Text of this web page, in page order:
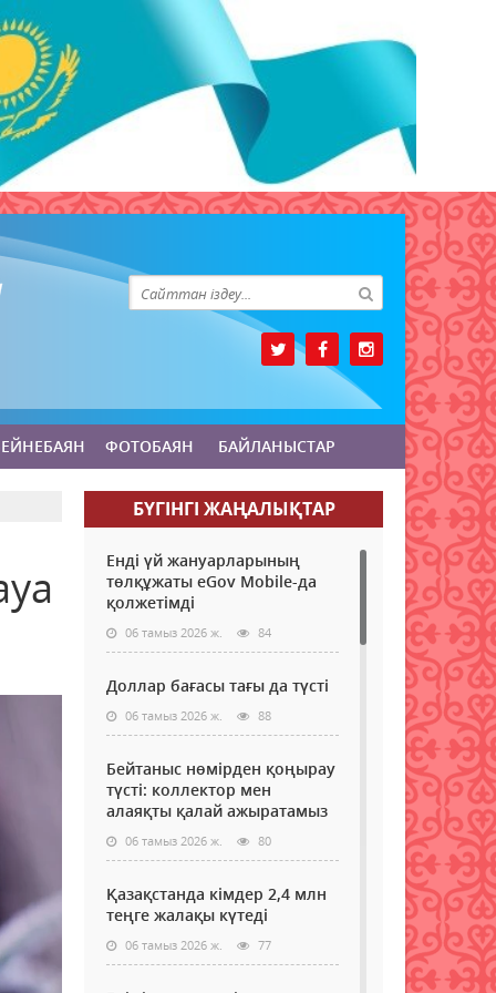
ФОТОБАЯН БАЙЛАНЫСТАР
БҮГІНГI ЖАҢАЛЫҚТАР
Енді үй жануарларының
төлқұжаты eGov Mobile-да
қолжетімді
06 тамыз 2026 ж. 84
Доллар бағасы тағы да түсті
06 тамыз 2026 ж. 88
Бейтаныс нөмірден қоңырау
түсті: коллектор мен
алаяқты қалай ажыратамыз
06 тамыз 2026 ж. 80
Қазақстанда кімдер 2,4 млн
теңге жалақы күтеді
06 тамыз 2026 ж. 77